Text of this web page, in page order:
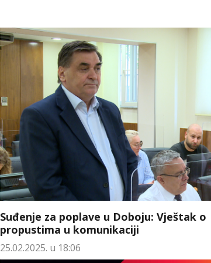
Suđenje za poplave u Doboju: Vještak o
propustima u komunikaciji
25.02.2025. u 18:06